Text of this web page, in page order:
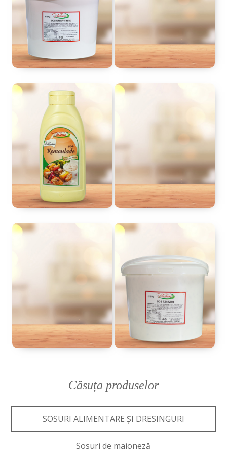
Căsuța produselor
SOSURI ALIMENTARE ȘI DRESINGURI
Sosuri de maioneză